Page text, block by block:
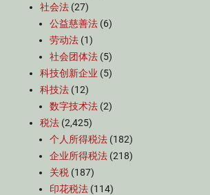
社会法 (27)
公益慈善法 (6)
劳动法 (1)
社会团体法 (5)
科技创新企业 (5)
科技法 (12)
数字技术法 (2)
税法 (2,425)
个人所得税法 (182)
企业所得税法 (218)
关税 (187)
印花税法 (114)